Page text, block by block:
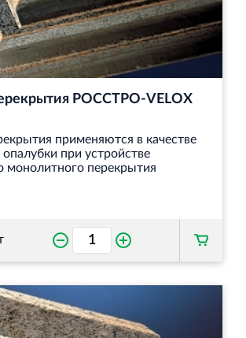
РОССТРО-VELOX
применяются в качестве
при устройстве
монолитного перекрытия